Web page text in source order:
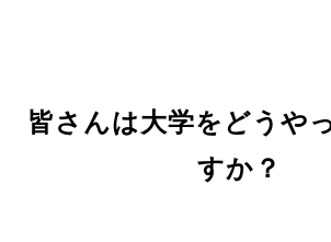
皆さんは大学をどうや
すか？